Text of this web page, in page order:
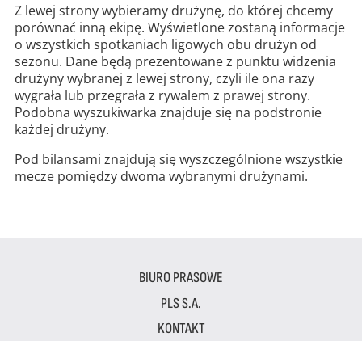
Z lewej strony wybieramy drużynę, do której chcemy
porównać inną ekipę. Wyświetlone zostaną informacje
o wszystkich spotkaniach ligowych obu drużyn od
sezonu. Dane będą prezentowane z punktu widzenia
drużyny wybranej z lewej strony, czyli ile ona razy
wygrała lub przegrała z rywalem z prawej strony.
Podobna wyszukiwarka znajduje się na podstronie
każdej drużyny.
Pod bilansami znajdują się wyszczególnione wszystkie
mecze pomiędzy dwoma wybranymi drużynami.
BIURO PRASOWE
PLS S.A.
KONTAKT